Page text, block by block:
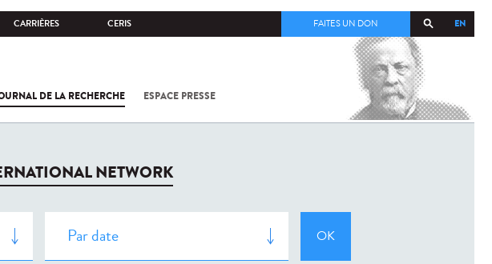
CARRIÈRES CERIS EN
FAITES UN DON
DE LA RECHERCHE ESPACE PRESSE
COV-2 /
NETWORK